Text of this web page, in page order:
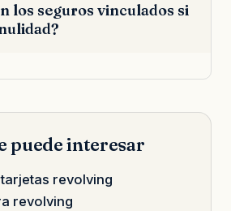
los seguros vinculados si
puede interesar
revolving
revolving